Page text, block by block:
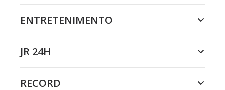
ENTRETENIMENTO
JR 24H
RECORD